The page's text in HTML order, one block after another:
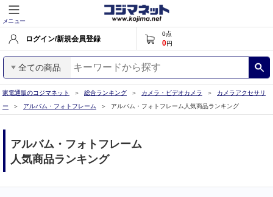
メニュー
ログイン/新規会員登録
0点
0円
全ての商品
家電通販のコジマネット 総合ランキング カメラ・ビデオカメラ
カメラアクセサリ
ー
アルバム・フォトフレーム アルバム・フォトフレーム人気商品ランキング
アルバム・フォトフレーム
人気商品ランキング